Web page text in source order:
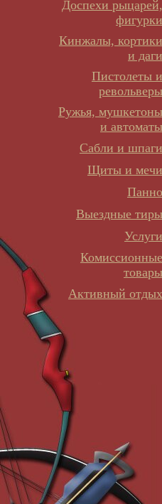
Доспехи рыцарей,
фигурки
Кинжалы, кортики
и даги
Пистолеты и
револьверы
Ружья, мушкетоны
и автоматы
Сабли и шпаги
Щиты и мечи
Панно
Выездные тиры
Услуги
Комиссионные
товары
Активный отдых